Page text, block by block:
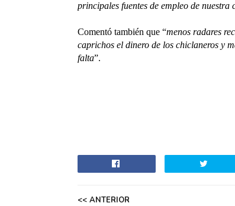
principales fuentes de empleo de nuestra
Comentó también que “menos radares
caprichos el dinero de los chiclaneros y
falta”.
<< ANTERIOR